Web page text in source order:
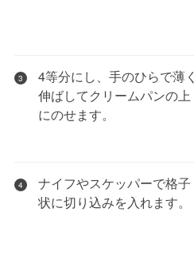
3
4等分にし、手のひらで薄く
伸ばしてクリームパンの上
にのせます。
4
ナイフやスケッパーで格子
状に切り込みを入れます。